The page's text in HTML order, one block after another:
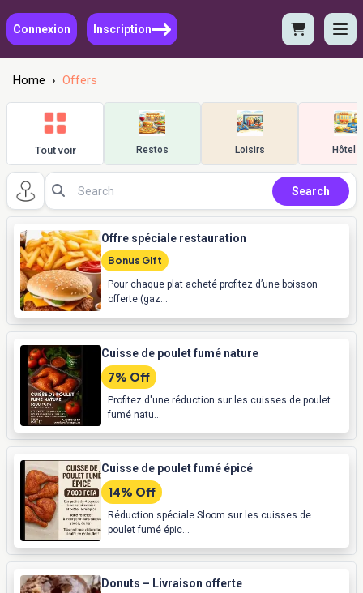
Connexion Inscription
Home › Offers
Tout voir Restos Loisirs Hôtels
Search
Offre spéciale restauration
Bonus Gift
Pour chaque plat acheté profitez d’une boisson
offerte (gaz...
Cuisse de poulet fumé nature
7% Off
Profitez d'une réduction sur les cuisses de poulet
fumé natu...
Cuisse de poulet fumé épicé
14% Off
Réduction spéciale Sloom sur les cuisses de
poulet fumé épic...
Donuts – Livraison offerte